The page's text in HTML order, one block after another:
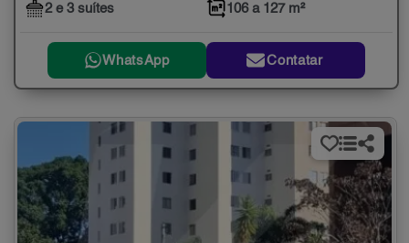
2 e 3 suítes 106 a 127 m²
WhatsApp Contatar